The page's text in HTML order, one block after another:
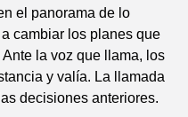
el panorama de lo
cambiar los planes que
la voz que llama, los
y valía. La llamada
decisiones anteriores.